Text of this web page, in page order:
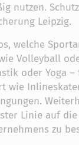
nutzen.
Leipzig.
welche
Volleyball
oder Yoga
wie
Linie auf
zu